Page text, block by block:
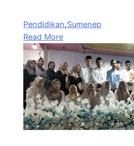
Pendidikan,Sumenep
Read More